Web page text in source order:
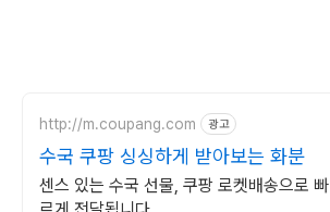
http://m.coupang.com 광고
수국 쿠팡 싱싱하게 받아보는 화분
센스 있는 수국 선물, 쿠팡 로켓배송으로 빠